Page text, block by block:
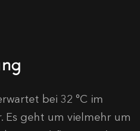
bei 32 °C im
Es geht um vielmehr um